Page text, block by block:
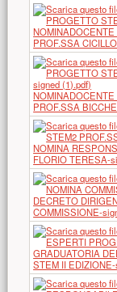
PROF.SSA
PROF.SSA
NOMINA
FLORIO TERESA-
DECRETO
COMMISSIONE-
GRADUATORIA
STEM II